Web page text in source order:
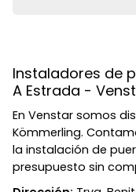
Instaladores de
A Estrada -
En Venstar somos
Kömmerling.
la instalación de
presupuesto sin